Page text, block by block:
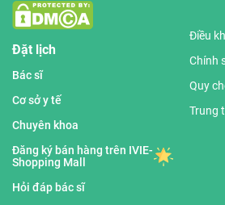
Đặt lịch
Bác sĩ
Cơ sở y tế
Chuyên khoa
Đăng ký bán hàng trên IVIE-
Shopping Mall
Hỏi đáp bác sĩ
Điều
Chính
Quy
Trung